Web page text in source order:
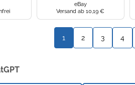
eBay
Versand ab 10,19 €
1 2 3 4